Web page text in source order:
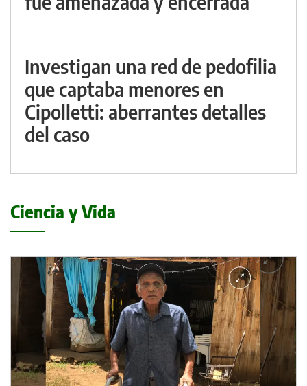
Investigan una red de pedofilia
que captaba menores en
Cipolletti: aberrantes detalles
del caso
Ciencia y Vida